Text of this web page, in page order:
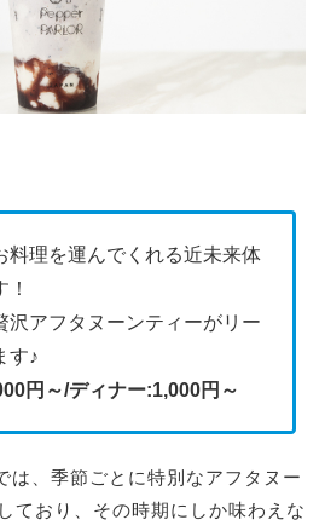
料理を運んでくれる近未来体
沢アフタヌーンティーがリー
す♪
円～/ディナー:1,000円～
は、季節ごとに特別なアフタヌー
ており、その時期にしか味わえな